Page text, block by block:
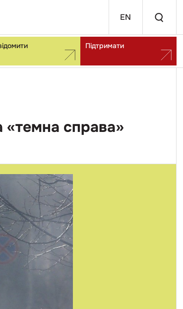
EN
Підтримати
«темна справа»